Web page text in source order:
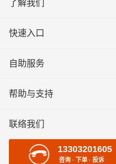
了解我们
快速入口
自助服务
帮助与支持
联络我们
13303201605
咨询 · 下单 · 投诉